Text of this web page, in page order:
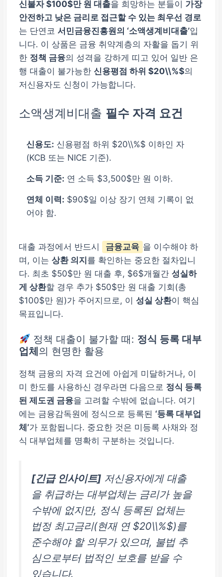
신불자 $100$만 원 대출을 희망하는 분들이 가장
안전하고 낮은 금리로 접근할 수 있는 최우선 경로
는 단연코서민금융진흥원의 ‘소액생계비대출’입
니다. 이 상품은 금융 취약계층의 자활을 돕기 위
한 정책 금융의 성격을 강하게 띠고 있어 일반 은
행 대출이 불가능한신용평점 하위 $20\\%$의
저신용자도 신청이 가능합니다.
소액생계비대출 필수 자격 요건
신용도: 신용평점 하위 $20\\%$ 이하인 자
(KCB 또는 NICE 기준).
소득 기준: 연 소득 $3,500$만 원 이하.
연체 이력: $90$일 이상 장기 연체 기록이 없
어야 함.
대출 과정에서 반드시 금융교육 을 이수해야 하
며, 이는상환 의지를 확인하는 중요한 절차입니
다. 최초 $50$만 원 대출 후, $6$개월간성실하
게 상환할 경우 추가 $50$만 원 대출 기회(총
$100$만 원)가 주어지므로, 이성실 상환이 핵심
목표입니다.
정책 대출이 불가할 때: 정식 등록 대부
업체의 현명한 활용
정책 금융의 자격 요건에 아쉽게 미달하거나, 이
미 한도를 사용하신 경우라면 다음으로 정식 등록
된 제도권 금융을 고려할 수밖에 없습니다. 여기
에는 금융감독원에 정식으로 등록된 ‘등록 대부업
체’가 포함됩니다. 중요한 것은 미등록 사채와 정
식 대부업체를 명확히 구분하는 것입니다.
[긴급 인사이트] 저신용자에게 대출
을 취급하는 대부업체는 금리가 높을
수밖에 없지만, 정식 등록된 업체는
법정 최고금리(현재 연 $20\\%$)를
준수해야 할 의무가 있으며, 불법 추
심으로부터 법적인 보호를 받을 수
있습니다.